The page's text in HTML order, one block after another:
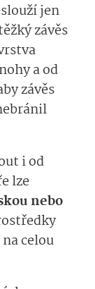
jen
závěs
a od
závěs
i od
lze
nebo
celou